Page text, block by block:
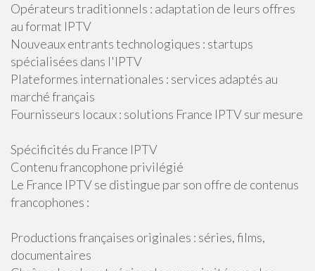
Opérateurs traditionnels : adaptation de leurs offres
au format IPTV
Nouveaux entrants technologiques : startups
spécialisées dans l'IPTV
Plateformes internationales : services adaptés au
marché français
Fournisseurs locaux : solutions France IPTV sur mesure
Spécificités du France IPTV
Contenu francophone privilégié
Le France IPTV se distingue par son offre de contenus
francophones :
Productions françaises originales : séries, films,
documentaires